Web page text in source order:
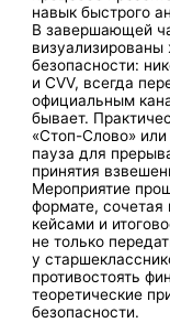
навык быстрого
В завершающей
безопасности:
и CVV, всегда
официальным
бывает.
«Стоп-Слово» или
пауза для
принятия
Мероприятие
формате,
кейсами и
не только
у
противостоять
теоретические
безопасности.